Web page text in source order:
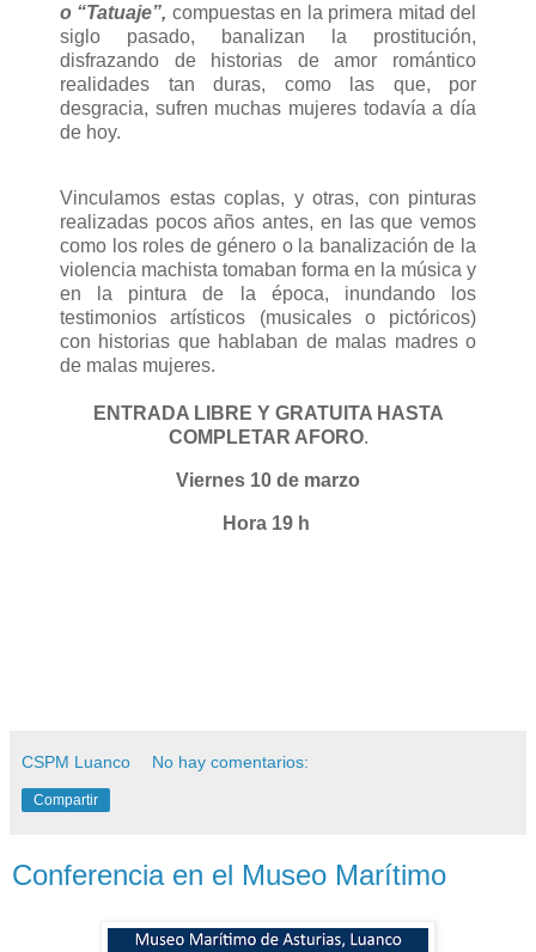
o “Tatuaje”, compuestas en la primera mitad del
siglo pasado, banalizan la prostitución,
disfrazando de historias de amor romántico
realidades tan duras, como las que, por
desgracia, sufren muchas mujeres todavía a día
de hoy.
Vinculamos estas coplas, y otras, con pinturas
realizadas pocos años antes, en las que vemos
como los roles de género o la banalización de la
violencia machista tomaban forma en la música y
en la pintura de la época, inundando los
testimonios artísticos (musicales o pictóricos)
con historias que hablaban de malas madres o
de malas mujeres.
ENTRADA LIBRE Y GRATUITA HASTA
COMPLETAR AFORO.
Viernes 10 de marzo
Hora 19 h
CSPM Luanco No hay comentarios:
Compartir
Conferencia en el Museo Marítimo